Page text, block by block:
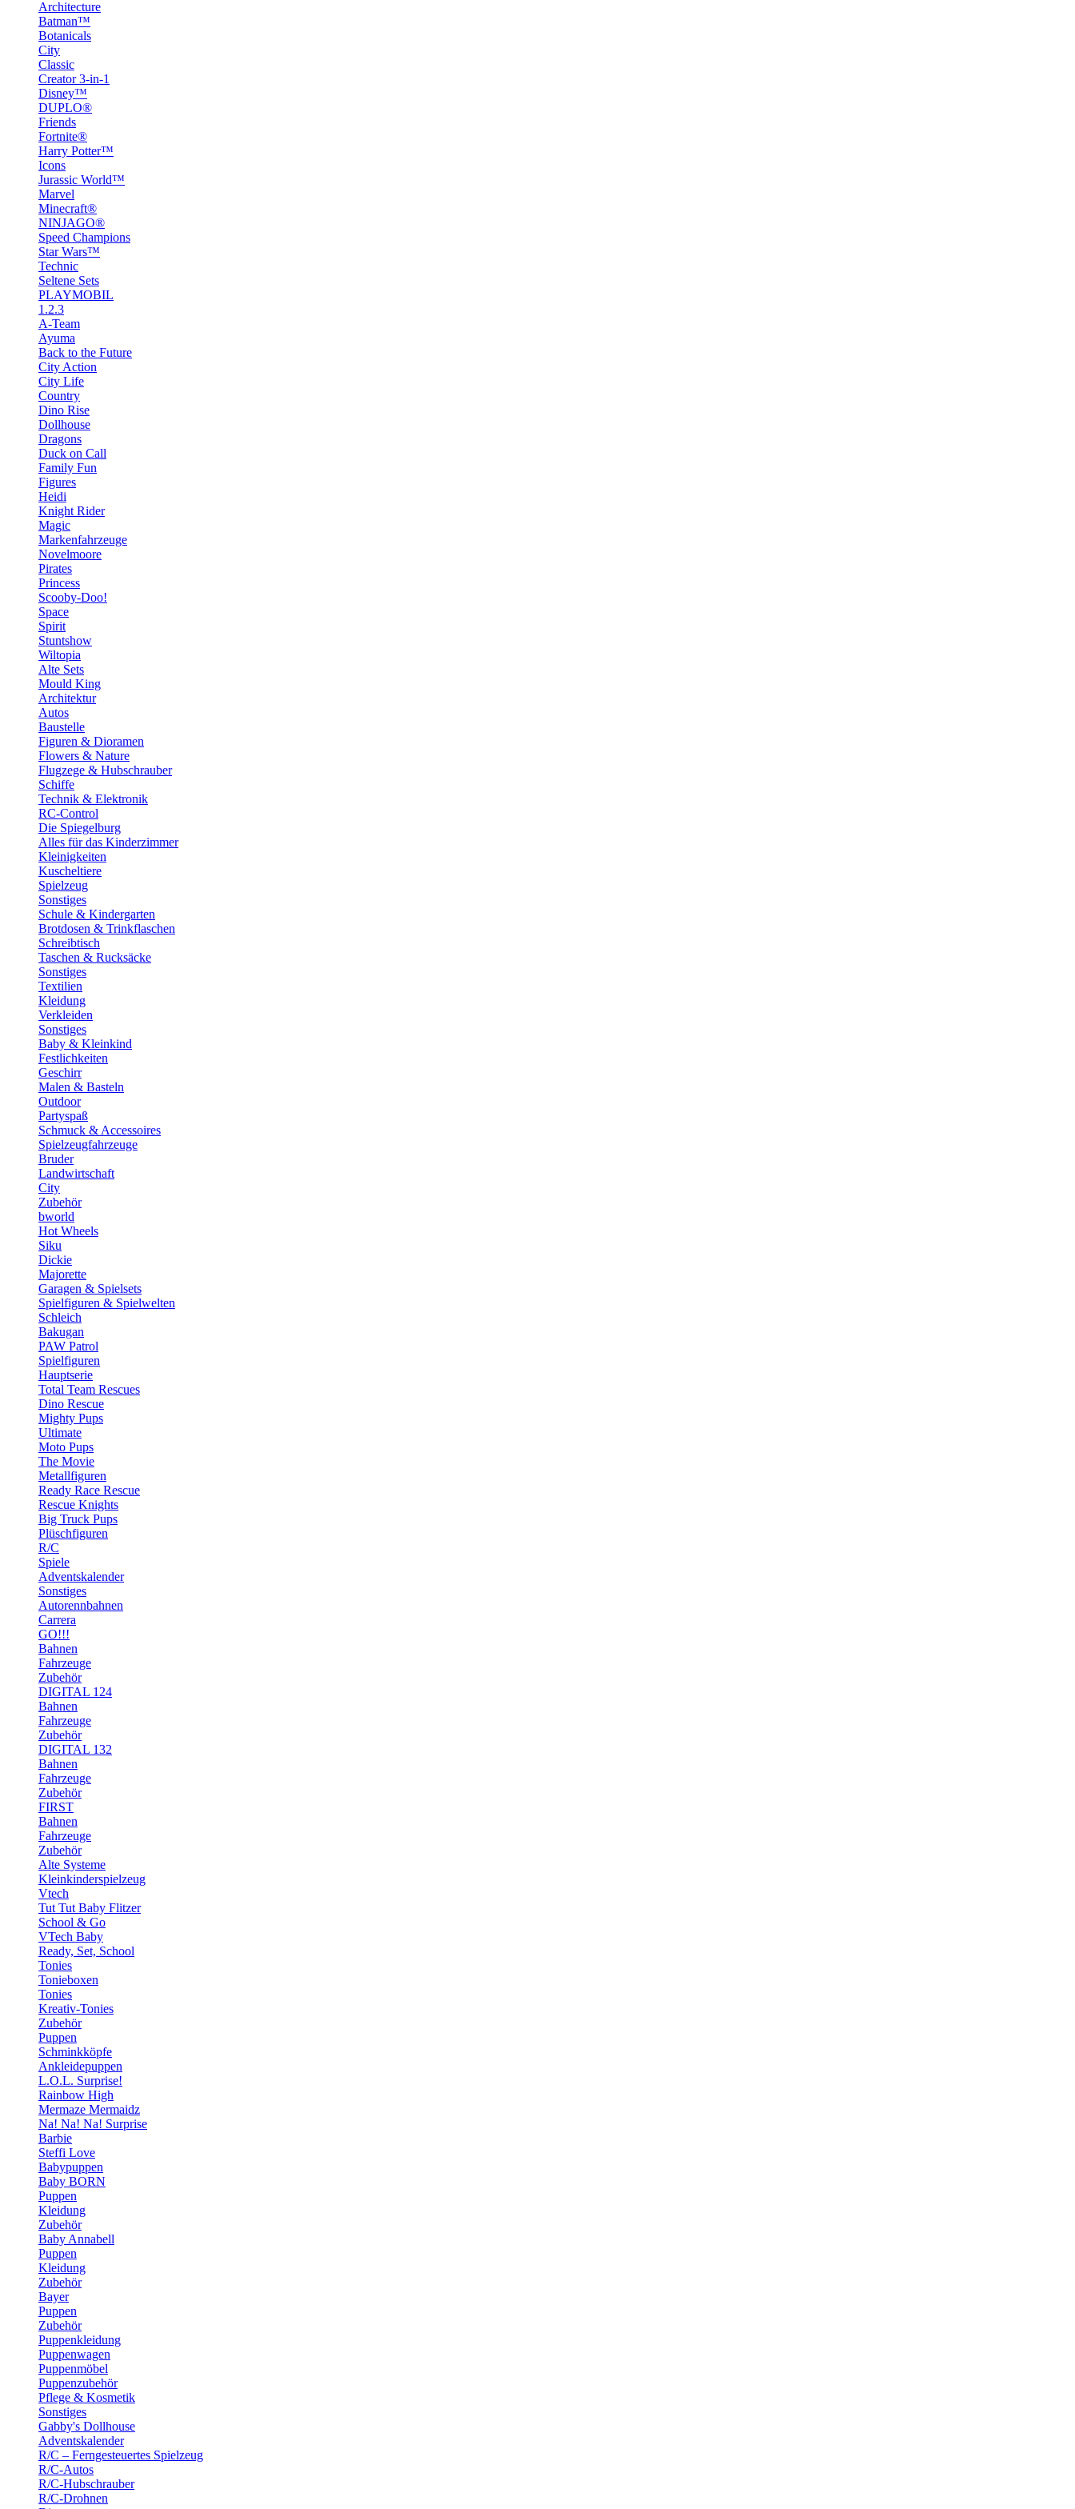
Architecture
Batman™
Botanicals
City
Classic
Creator 3-in-1
Disney™
DUPLO®
Friends
Fortnite®
Harry Potter™
Icons
Jurassic World™
Marvel
Minecraft®
NINJAGO®
Speed Champions
Star Wars™
Technic
Seltene Sets
PLAYMOBIL
1.2.3
A-Team
Ayuma
Back to the Future
City Action
City Life
Country
Dino Rise
Dollhouse
Dragons
Duck on Call
Family Fun
Figures
Heidi
Knight Rider
Magic
Markenfahrzeuge
Novelmoore
Pirates
Princess
Scooby-Doo!
Space
Spirit
Stuntshow
Wiltopia
Alte Sets
Mould King
Architektur
Autos
Baustelle
Figuren & Dioramen
Flowers & Nature
Flugzege & Hubschrauber
Schiffe
Technik & Elektronik
RC-Control
Die Spiegelburg
Alles für das Kinderzimmer
Kleinigkeiten
Kuscheltiere
Spielzeug
Sonstiges
Schule & Kindergarten
Brotdosen & Trinkflaschen
Schreibtisch
Taschen & Rucksäcke
Sonstiges
Textilien
Kleidung
Verkleiden
Sonstiges
Baby & Kleinkind
Festlichkeiten
Geschirr
Malen & Basteln
Outdoor
Partyspaß
Schmuck & Accessoires
Spielzeugfahrzeuge
Bruder
Landwirtschaft
City
Zubehör
bworld
Hot Wheels
Siku
Dickie
Majorette
Garagen & Spielsets
Spielfiguren & Spielwelten
Schleich
Bakugan
PAW Patrol
Spielfiguren
Hauptserie
Total Team Rescues
Dino Rescue
Mighty Pups
Ultimate
Moto Pups
The Movie
Metallfiguren
Ready Race Rescue
Rescue Knights
Big Truck Pups
Plüschfiguren
R/C
Spiele
Adventskalender
Sonstiges
Autorennbahnen
Carrera
GO!!!
Bahnen
Fahrzeuge
Zubehör
DIGITAL 124
Bahnen
Fahrzeuge
Zubehör
DIGITAL 132
Bahnen
Fahrzeuge
Zubehör
FIRST
Bahnen
Fahrzeuge
Zubehör
Alte Systeme
Kleinkinderspielzeug
Vtech
Tut Tut Baby Flitzer
School & Go
VTech Baby
Ready, Set, School
Tonies
Tonieboxen
Tonies
Kreativ-Tonies
Zubehör
Puppen
Schminkköpfe
Ankleidepuppen
L.O.L. Surprise!
Rainbow High
Mermaze Mermaidz
Na! Na! Na! Surprise
Barbie
Steffi Love
Babypuppen
Baby BORN
Puppen
Kleidung
Zubehör
Baby Annabell
Puppen
Kleidung
Zubehör
Bayer
Puppen
Zubehör
Puppenkleidung
Puppenwagen
Puppenmöbel
Puppenzubehör
Pflege & Kosmetik
Sonstiges
Gabby's Dollhouse
Adventskalender
R/C – Ferngesteuertes Spielzeug
R/C-Autos
R/C-Hubschrauber
R/C-Drohnen